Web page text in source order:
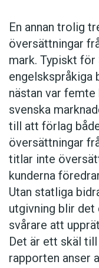
En annan trolig
översättningar
mark. Typiskt för
engelskspråkiga
nästan var
svenska
till att förlag
översättningar
titlar inte
kunderna
Utan statliga
utgivning blir
svårare att
Det är ett skäl
rapporten anser